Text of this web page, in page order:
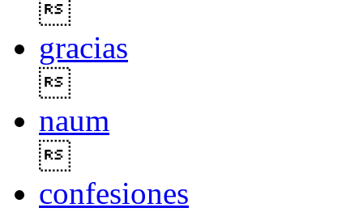
gracias
naum
confesiones